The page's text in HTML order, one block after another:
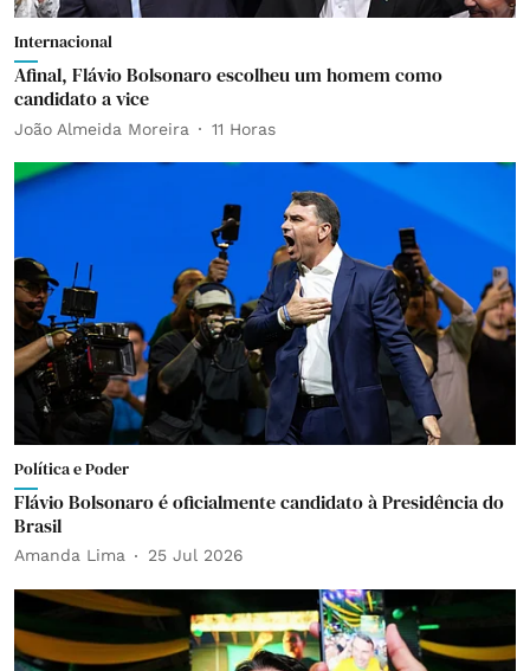
Internacional
Afinal, Flávio Bolsonaro escolheu um homem como
candidato a vice
João Almeida Moreira 11 Horas
Política e Poder
Flávio Bolsonaro é oficialmente candidato à Presidência do
Brasil
Amanda Lima 25 Jul 2026